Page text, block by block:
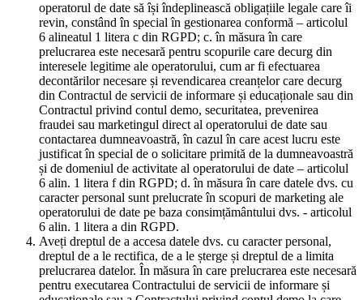
operatorul de date să își îndeplinească obligațiile legale care îi
revin, constând în special în gestionarea conformă – articolul
6 alineatul 1 litera c din RGPD; c. în măsura în care
prelucrarea este necesară pentru scopurile care decurg din
interesele legitime ale operatorului, cum ar fi efectuarea
decontărilor necesare și revendicarea creanțelor care decurg
din Contractul de servicii de informare și educaționale sau din
Contractul privind contul demo, securitatea, prevenirea
fraudei sau marketingul direct al operatorului de date sau
contactarea dumneavoastră, în cazul în care acest lucru este
justificat în special de o solicitare primită de la dumneavoastră
și de domeniul de activitate al operatorului de date – articolul
6 alin. 1 litera f din RGPD; d. în măsura în care datele dvs. cu
caracter personal sunt prelucrate în scopuri de marketing ale
operatorului de date pe baza consimțământului dvs. - articolul
6 alin. 1 litera a din RGPD.
Aveți dreptul de a accesa datele dvs. cu caracter personal,
dreptul de a le rectifica, de a le șterge și dreptul de a limita
prelucrarea datelor. În măsura în care prelucrarea este necesară
pentru executarea Contractului de servicii de informare și